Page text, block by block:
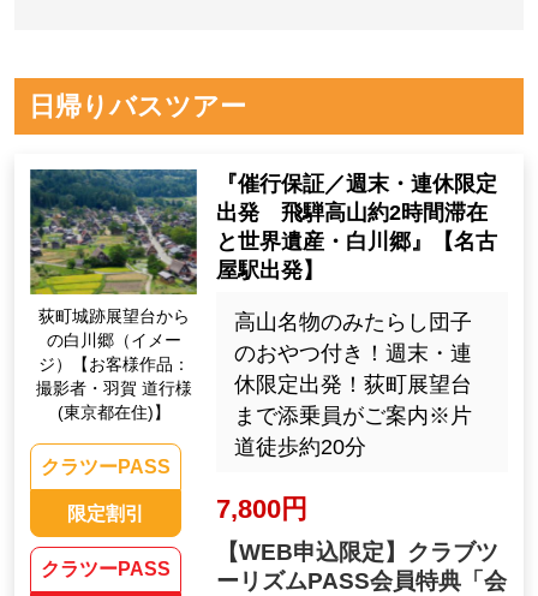
日帰りバスツアー
荻町城跡展望台から
の白川郷（イメー
ジ）【お客様作品：
撮影者・羽賀 道行様
(東京都在住)】
クラツーPASS
限定割引
クラツーPASS
『催行保証／週末・連休限定
出発 飛騨高山約2時間滞在
と世界遺産・白川郷』【名古
屋駅出発】
高山名物のみたらし団子
のおやつ付き！週末・連
休限定出発！荻町展望台
まで添乗員がご案内※片
道徒歩約20分
7,800円
【WEB申込限定】クラブツ
ーリズムPASS会員特典「会